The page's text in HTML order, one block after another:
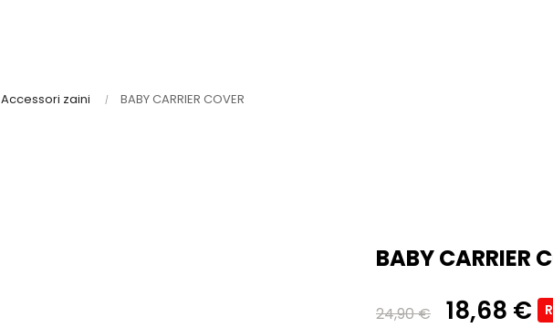
Accessori zaini BABY CARRIER COVER
BABY CARRIER
24,90 € 18,68 €